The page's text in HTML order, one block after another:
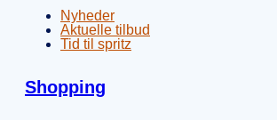
Nyheder
Aktuelle tilbud
Tid til spritz
Shopping